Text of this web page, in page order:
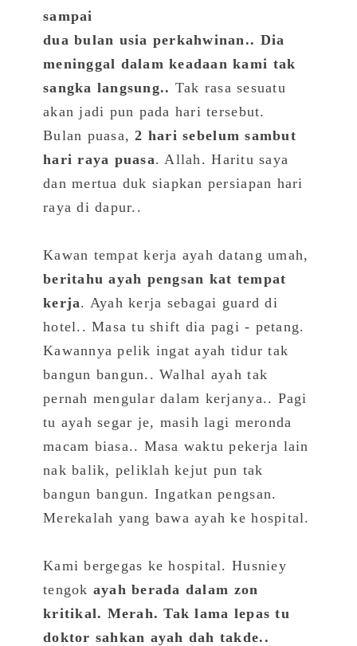
sampai
dua bulan usia perkahwinan.. Dia
meninggal dalam keadaan kami tak
sangka langsung.. Tak rasa sesuatu
akan jadi pun pada hari tersebut.
Bulan puasa,2 hari sebelum sambut
hari raya puasa. Allah. Haritu saya
dan mertua duk siapkan persiapan hari
raya di dapur..
Kawan tempat kerja ayah datang umah,
beritahu ayah pengsan kat tempat
kerja. Ayah kerja sebagai guard di
hotel.. Masa tu shift dia pagi - petang.
Kawannya pelik ingat ayah tidur tak
bangun bangun.. Walhal ayah tak
pernah mengular dalam kerjanya.. Pagi
tu ayah segar je, masih lagi meronda
macam biasa.. Masa waktu pekerja lain
nak balik, peliklah kejut pun tak
bangun bangun. Ingatkan pengsan.
Merekalah yang bawa ayah ke hospital.
Kami bergegas ke hospital. Husniey
tengok ayah berada dalam zon
kritikal. Merah. Tak lama lepas tu
doktor sahkan ayah dah takde..